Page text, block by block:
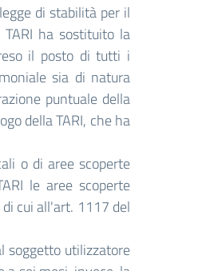
di stabilità per il
ha sostituito la
il posto di tutti i
sia di natura
puntuale della
della TARI, che ha
o di aree scoperte
le aree scoperte
cui all'art. 1117 del
soggetto utilizzatore